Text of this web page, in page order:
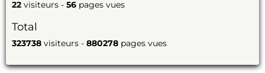
22 visiteurs - 56 pages vues
Total
323738 visiteurs - 880278 pages vues